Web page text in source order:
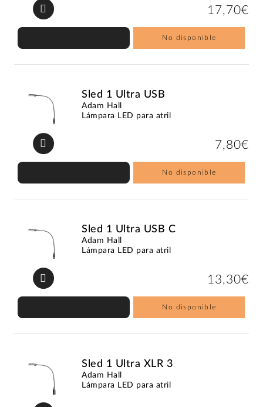
17,70€
No disponible
Sled 1 Ultra USB
Adam Hall
Lámpara LED para atril
7,80€
No disponible
Sled 1 Ultra USB C
Adam Hall
Lámpara LED para atril
13,30€
No disponible
Sled 1 Ultra XLR 3
Adam Hall
Lámpara LED para atril